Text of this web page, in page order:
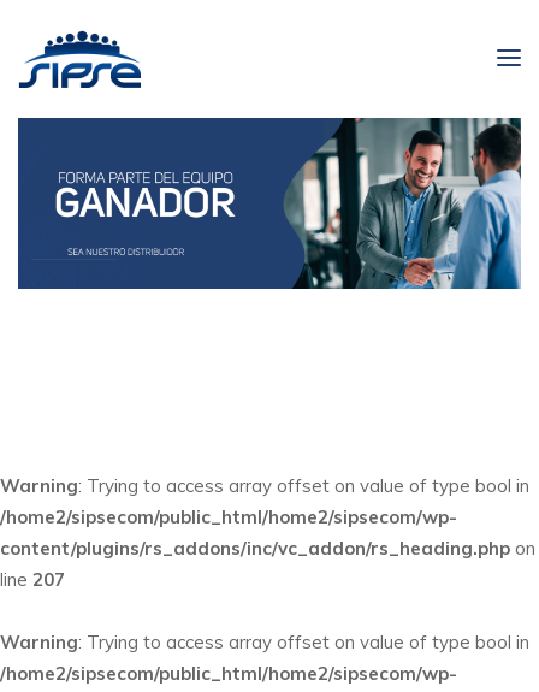
Warning: Trying to access array offset on value of type bool in
/home2/sipsecom/public_html/home2/sipsecom/wp-
content/plugins/rs_addons/inc/vc_addon/rs_heading.php on
line 207
Warning: Trying to access array offset on value of type bool in
/home2/sipsecom/public_html/home2/sipsecom/wp-